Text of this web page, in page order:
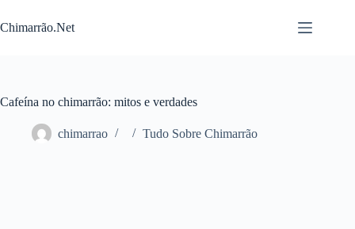
para
o
Chimarrão.Net
Cafeína no chimarrão: mitos e verdades
chimarrao Tudo Sobre Chimarrão